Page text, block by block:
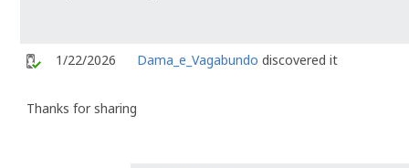
1/22/2026 Dama_e_Vagabundo discovered it
Thanks for sharing